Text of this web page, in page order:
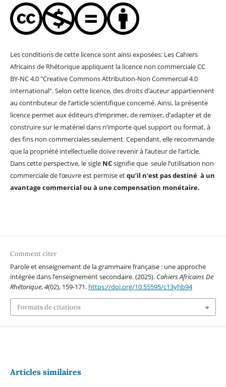
Les conditions de cette licence sont ainsi exposées: Les Cahiers
Africains de Rhétorique appliquent la licence non commerciale CC
BY-NC 4.0 "Creative Commons Attribution-Non Commercial 4.0
International". Selon cette licence, des droits d’auteur appartiennent
au contributeur de l’article scientifique concerné. Ainsi, la présente
licence permet aux éditeurs d’imprimer, de remixer, d’adapter et de
construire sur le matériel dans n’importe quel support ou format, à
des fins non commerciales seulement. Cependant, elle recommande
que la propriété intellectuelle doive revenir à l’auteur de l’article.
Dans cette perspective, le sigle NCsignifie que seule l’utilisation non
commerciale de l’œuvre est permise etqu’il n’est pas destiné à un
avantage commercial ou à une compensation monétaire.
Comment citer
Parole et enseignement de la grammaire française : une approche
intégrée dans l’enseignement secondaire. (2025). Cahiers Africains De
Rhétorique,4(02), 159-171. https://doi.org/10.55595/c13yhb94
Formats de citations
Articles similaires